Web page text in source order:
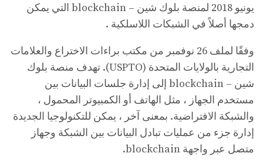
يونيو 2018 لمنصة بلوك شين – blockchain التي يمكن
دمجها أصلاً في الشبكات اللاسلكية .
وفقًا لملف 26 نوفمبر من مكتب براءات الاختراع والعلامات
التجارية بالولايات المتحدة (USPTO). تهدف منصة بلوك
شين – blockchain إلى إدارة جلسات البيانات بين
مستخدم الجهاز ، مثل الهاتف أو الكمبيوتر المحمول ،
والشبكة الافتراضية. بمعنى آخر ، يمكن للتكنولوجيا الجديدة
إدارة جزء من عمليات تبادل البيانات بين الشبكة وجهاز
متصل عبر واجهة blockchain.